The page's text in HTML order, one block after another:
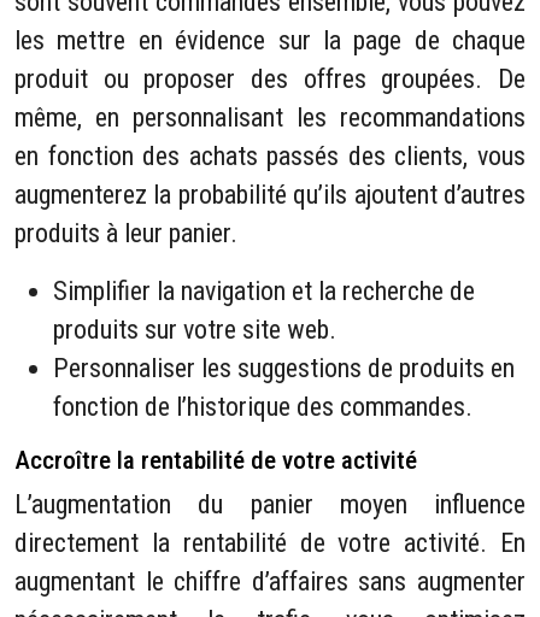
les mettre en évidence sur la page de chaque
produit ou proposer des offres groupées. De
même, en personnalisant les recommandations
en fonction des achats passés des clients, vous
augmenterez la probabilité qu’ils ajoutent d’autres
produits à leur panier.
Simplifier la navigation et la recherche de
produits sur votre site web.
Personnaliser les suggestions de produits en
fonction de l’historique des commandes.
Accroître la rentabilité de votre activité
L’augmentation du panier moyen influence
directement la rentabilité de votre activité. En
augmentant le chiffre d’affaires sans augmenter